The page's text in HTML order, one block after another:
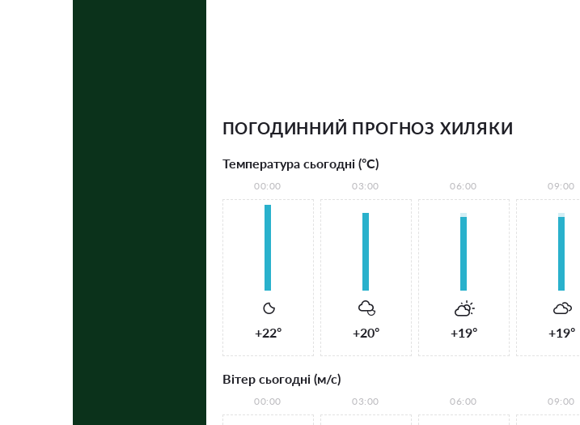
ПОГОДИННИЙ ПРОГНОЗ ХИЛЯКИ
Температура сьогодні (°С)
00:00
+22°
03:00
+20°
06:00
+19°
09:00
+19°
Вітер сьогодні (м/с)
00:00 03:00 06:00 09:00